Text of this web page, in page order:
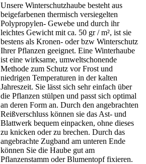
Unsere Winterschutzhaube besteht aus
beigefarbenen thermisch versiegelten
Polypropylen- Gewebe und durch ihr
leichtes Gewicht mit ca. 50 gr / m², ist sie
bestens als Kronen- oder bzw Winterschutz
Ihrer Pflanzen geeignet. Eine Winterhaube
ist eine wirksame, umweltschonende
Methode zum Schutz vor Frost und
niedrigen Temperaturen in der kalten
Jahreszeit. Sie lässt sich sehr einfach über
die Pflanzen stülpen und passt sich optimal
an deren Form an. Durch den angebrachten
Reißverschluss können sie das Ast- und
Blattwerk bequem einpacken, ohne dieses
zu knicken oder zu brechen. Durch das
angebrachte Zugband am unteren Ende
können Sie die Haube gut am
Pflanzenstamm oder Blumentopf fixieren.